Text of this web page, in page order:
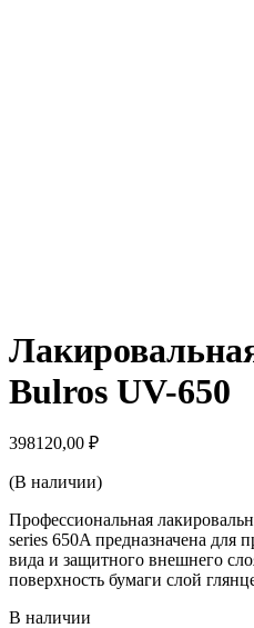
Bulros UV-650
398120,00 ₽
(В наличии)
Профессиональная
series 650A предназначена для
вида и защитного внешнего
поверхность бумаги слой
В наличии